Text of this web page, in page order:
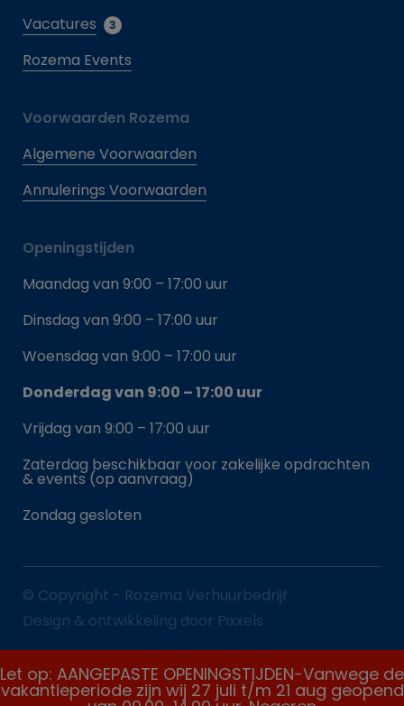
Vacatures
3
Rozema Events
Voorwaarden Rozema
Algemene Voorwaarden
Annulerings Voorwaarden
Openingstijden
Maandag van 9:00 – 17:00 uur
Dinsdag van 9:00 – 17:00 uur
Woensdag van 9:00 – 17:00 uur
Donderdag van 9:00 – 17:00 uur
Vrijdag van 9:00 – 17:00 uur
Zaterdag beschikbaar voor zakelijke opdrachten
& events (op aanvraag)
Zondag gesloten
© Copyright - Rozema Verhuurbedrijf
Design & ontwikkeling door Pixxels
Let op: AANGEPASTE OPENINGSTIJDEN-Vanwege de
vakantieperiode zijn wij 27 juli t/m 21 aug geopend